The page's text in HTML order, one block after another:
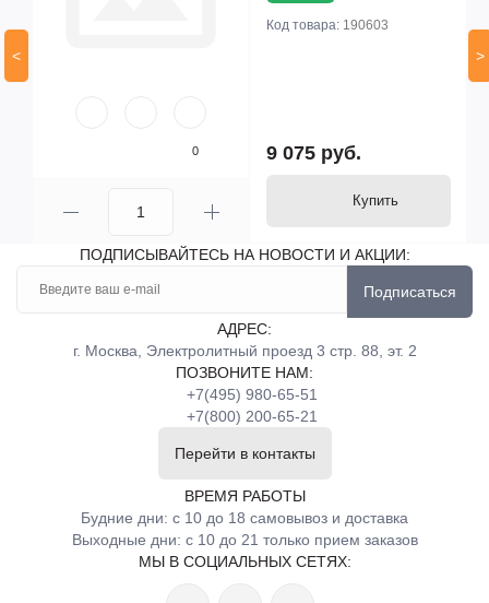
<
0
Код товара: 190603
9 075 руб.
Купить
>
ПОДПИСЫВАЙТЕСЬ НА НОВОСТИ И АКЦИИ:
Подписаться
АДРЕС:
г. Москва, Электролитный проезд 3 стр. 88, эт. 2
ПОЗВОНИТЕ НАМ:
+7(495) 980-65-51
+7(800) 200-65-21
Перейти в контакты
ВРЕМЯ РАБОТЫ
Будние дни: с 10 до 18 самовывоз и доставка
Выходные дни: с 10 до 21 только прием заказов
МЫ В СОЦИАЛЬНЫХ СЕТЯХ: